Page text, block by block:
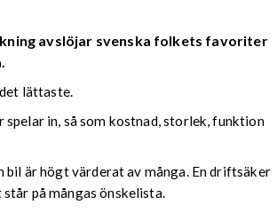
avslöjar svenska folkets favoriter
lättaste.
in, så som kostnad, storlek, funktion
bil är högt värderat av många. En driftsäker
på mångas önskelista.